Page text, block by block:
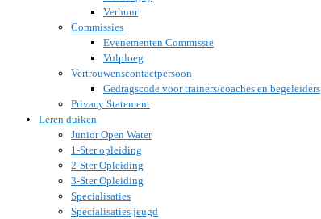
Verhuur
Commissies
Evenementen Commissie
Vulploeg
Vertrouwenscontactpersoon
Gedragscode voor trainers/coaches en begeleiders
Privacy Statement
Leren duiken
Junior Open Water
1-Ster opleiding
2-Ster Opleiding
3-Ster Opleiding
Specialisaties
Specialisaties jeugd